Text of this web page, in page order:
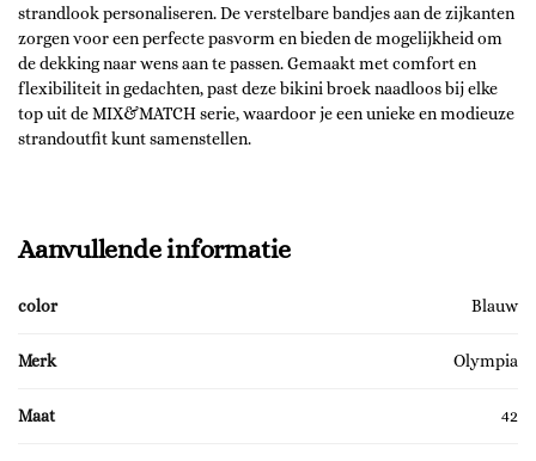
strandlook personaliseren. De verstelbare bandjes aan de zijkanten
zorgen voor een perfecte pasvorm en bieden de mogelijkheid om
de dekking naar wens aan te passen. Gemaakt met comfort en
flexibiliteit in gedachten, past deze bikini broek naadloos bij elke
top uit de MIX&MATCH serie, waardoor je een unieke en modieuze
strandoutfit kunt samenstellen.
Aanvullende informatie
color Blauw
Merk Olympia
Maat 42